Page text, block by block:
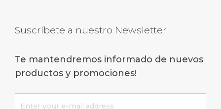
Suscríbete a nuestro Newsletter
Te mantendremos informado de nuevos
productos y promociones!